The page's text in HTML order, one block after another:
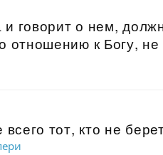
и говорит о нем,
отношению к Богу,
тот, кто не